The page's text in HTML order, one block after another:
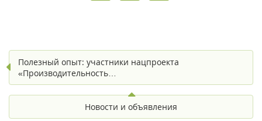
Полезный опыт: участники нацпроекта
«Производительность…
Новости и объявления